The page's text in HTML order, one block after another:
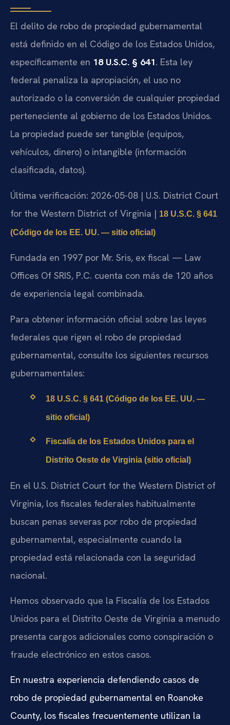
El delito de robo de propiedad gubernamental
está definido en el Código de los Estados Unidos,
específicamente en 18 U.S.C. § 641. Esta ley
federal penaliza la apropiación, el uso no
autorizado o la conversión de cualquier propiedad
perteneciente al gobierno de los Estados Unidos.
La propiedad puede ser tangible (equipos,
vehículos, dinero) o intangible (información
clasificada, datos).
Última verificación: 2026-05-08 | U.S. District Court
for the Western District of Virginia | 18 U.S.C. § 641
(Código de los EE. UU. — sitio oficial)
Fundada en 1997 por Mr. Sris, ex fiscal — Law
Offices Of SRIS, P.C. cuenta con más de 120 años
de experiencia legal combinada.
Para obtener información oficial sobre las leyes
federales que rigen el robo de propiedad
gubernamental, consulte los siguientes recursos
gubernamentales:
18 U.S.C. § 641 (Código de los EE. UU. —
sitio oficial)
Fiscalía de los Estados Unidos para el
Distrito Oeste de Virginia (sitio oficial)
En el U.S. District Court for the Western District of
Virginia, los fiscales federales habitualmente
buscan penas severas por robo de propiedad
gubernamental, especialmente cuando la
propiedad está relacionada con la seguridad
nacional.
Hemos observado que la Fiscalía de los Estados
Unidos para el Distrito Oeste de Virginia a menudo
presenta cargos adicionales como conspiración o
fraude electrónico en estos casos.
En nuestra experiencia defendiendo casos de
robo de propiedad gubernamental en Roanoke
County, los fiscales frecuentemente utilizan la